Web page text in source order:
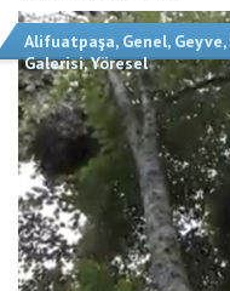
Alifuatpaşa, Genel, Geyve,
Galerisi,Yöresel